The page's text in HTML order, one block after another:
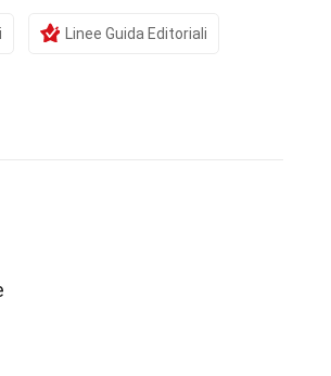
Linee Guida Editoriali